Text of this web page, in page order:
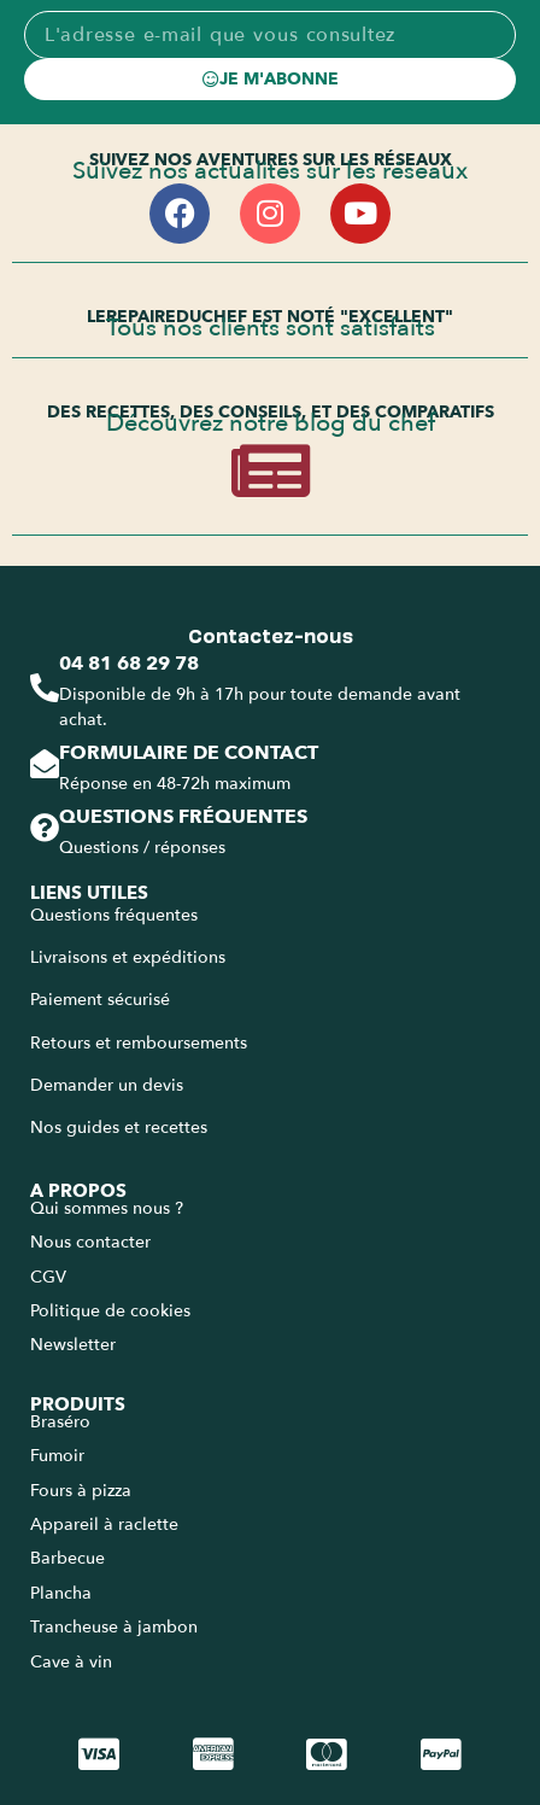
JE M'ABONNE
SUIVEZ NOS AVENTURES SUR LES RÉSEAUX
Suivez nos actualités sur les réseaux
LEREPAIREDUCHEF EST NOTÉ "EXCELLENT"
Tous nos clients sont satisfaits
DES RECETTES, DES CONSEILS, ET DES COMPARATIFS
Découvrez notre blog du chef
Contactez-nous
04 81 68 29 78
Disponible de 9h à 17h pour toute demande avant
achat.
FORMULAIRE DE CONTACT
Réponse en 48-72h maximum
QUESTIONS FRÉQUENTES
Questions / réponses
LIENS UTILES
Questions fréquentes
Livraisons et expéditions
Paiement sécurisé
Retours et remboursements
Demander un devis
Nos guides et recettes
A PROPOS
Qui sommes nous ?
Nous contacter
CGV
Politique de cookies
Newsletter
PRODUITS
Braséro
Fumoir
Fours à pizza
Appareil à raclette
Barbecue
Plancha
Trancheuse à jambon
Cave à vin